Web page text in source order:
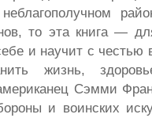
то эта книга —
и научит с
жизнь,
Сэмми
и воинских